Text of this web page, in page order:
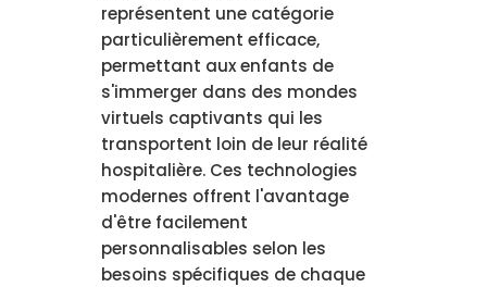
représentent une catégorie
particulièrement efficace,
permettant aux enfants de
s'immerger dans des mondes
virtuels captivants qui les
transportent loin de leur réalité
hospitalière. Ces technologies
modernes offrent l'avantage
d'être facilement
personnalisables selon les
besoins spécifiques de chaque